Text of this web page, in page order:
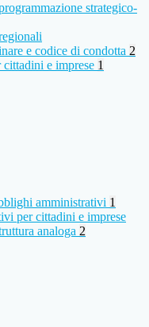
strategico-
e codice di condotta 2
e imprese 1
amministrativi 1
per cittadini e imprese
analoga 2